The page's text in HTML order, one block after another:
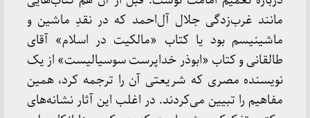
مانند غرب‌زدگی جلال آل‌احمد که در نقدِ ماشین و
ماشینیسم بود یا کتاب «مالکیت در اسلام» آقای
طالقانی و کتاب «ابوذر خداپرست سوسیالیست» از یک
نویسنده مصری که شریعتی آن را ترجمه کرد، همین
مفاهیم را تبیین می‌کردند. در اغلب این آثار نشانه‌های